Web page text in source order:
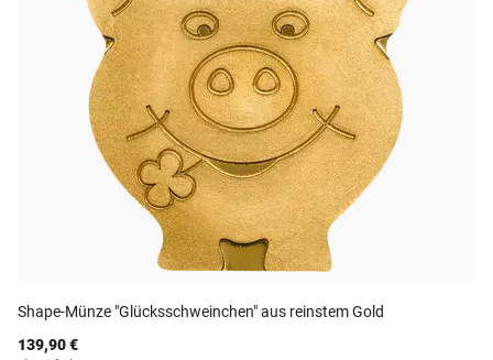
Shape-Münze "Glücksschweinchen" aus reinstem Gold
139,90 €